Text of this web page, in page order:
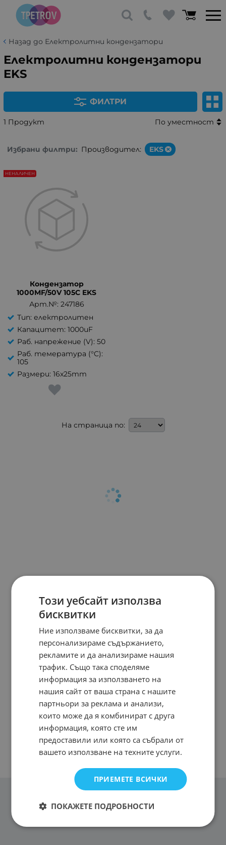
Назад до Електролитни кондензатори
Електролитни кондензатори
EKS
ФИЛТРИ
1 Продукт По уместност
Избрани филтри: Производител: EKS
Кондензатор
1000MF/50V 105C EKS
Арт.№: 247186
Тип: електролитен
Капацитет: 1000uF
Раб. напрежение (V): 50
Раб. темература (°C):
105
Размери: 16x25mm
НЕНАЛИЧЕН
На страница по:
Този уебсайт използва
бисквитки
Ние използваме бисквитки, за да
персонализираме съдържанието,
рекламите и да анализираме нашия
трафик. Също така споделяме
информация за използването на
нашия сайт от ваша страна с нашите
партньори за реклама и анализи,
които може да я комбинират с друга
информация, която сте им
предоставили или която са събрали от
вашето използване на техните услуги.
ПРИЕМЕТЕ ВСИЧКИ
ПОКАЖЕТЕ ПОДРОБНОСТИ